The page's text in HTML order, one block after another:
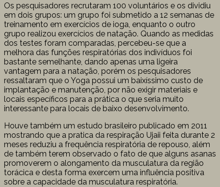
Os pesquisadores recrutaram 100 voluntários e os dividiu
em dois grupos: um grupo foi submetido a 12 semanas de
treinamento em exercícios de ioga, enquanto o outro
grupo realizou exercícios de natação. Quando as medidas
dos testes foram comparadas, percebeu-se que a
melhora das funções respiratórias dos indivíduos foi
bastante semelhante, dando apenas uma ligeira
vantagem para a natação, porém os pesquisadores
ressaltaram que o Yoga possui um baixíssimo custo de
implantação e manutenção, por não exigir materiais e
locais específicos para a prática o que seria muito
interessante para locais de baixo desenvolvimento.
Houve também um estudo brasileiro publicado em 2011
mostrando que a pratica da respiração Ujaii feita durante 2
meses reduziu a frequência respiratória de repouso, além
de também terem observado o fato de que alguns asanas
promoverem o alongamento da musculatura da região
torácica e desta forma exercem uma influência positiva
sobre a capacidade da musculatura respiratória.